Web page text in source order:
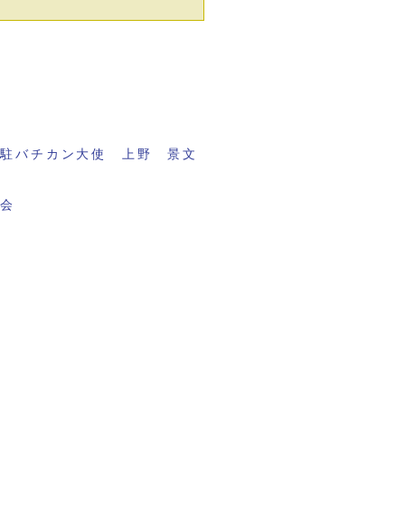
バチカン大使 上野 景文